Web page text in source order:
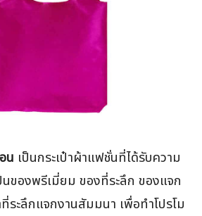
น เป็นกระเป๋าผ้าแฟชั่นที่ได้รับความ
นของพรีเมี่ยม ของที่ระลึก ของแจก
ระลึกแจกงานสัมมนา เพื่อทำโปรโม